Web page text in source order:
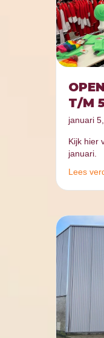
T/M
januari
Kijk hier
januari.
Lees